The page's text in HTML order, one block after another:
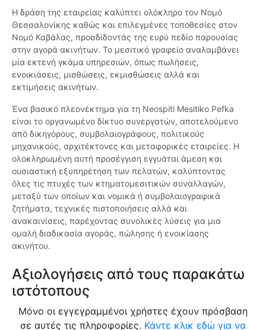
Η δράση της εταιρείας καλύπτει ολόκληρο τον Νομό
Θεσσαλονίκης καθώς και επιλεγμένες τοποθεσίες στον
Νομό Καβάλας, προσδίδοντάς της ευρύ πεδίο παρουσίας
στην αγορά ακινήτων. Το μεσιτικό γραφείο αναλαμβάνει
μία εκτενή γκάμα υπηρεσιών, όπως πωλήσεις,
ενοικιάσεις, μισθώσεις, εκμισθώσεις αλλά και
εκτιμήσεις ακινήτων.
Ένα βασικό πλεονέκτημα για τη Neospiti Mesitiko Pefka
είναι το οργανωμένο δίκτυο συνεργατών, αποτελούμενο
από δικηγόρους, συμβολαιογράφους, πολιτικούς
μηχανικούς, αρχιτέκτονες και μεταφορικές εταιρείες. Η
ολοκληρωμένη αυτή προσέγγιση εγγυάται άμεση και
ουσιαστική εξυπηρέτηση των πελατών, καλύπτοντας
όλες τις πτυχές των κτηματομεσιτικών συναλλαγών,
μεταξύ των οποίων και νομικά ή συμβολαιογραφικά
ζητήματα, τεχνικές πιστοποιήσεις αλλά και
ανακαινίσεις, παρέχοντας συνολικές λύσεις για μια
ομαλή διαδικασία αγοράς, πώλησης ή ενοικίασης
ακινήτου.
Αξιολογήσεις από τους παρακάτω
ιστότοπους
Μόνο οι εγγεγραμμένοι χρήστες έχουν πρόσβαση
σε αυτές τις πληροφορίες. Κάντε κλικ εδώ για να